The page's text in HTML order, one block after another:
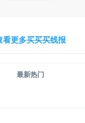
看更多买买买线报
最新热门